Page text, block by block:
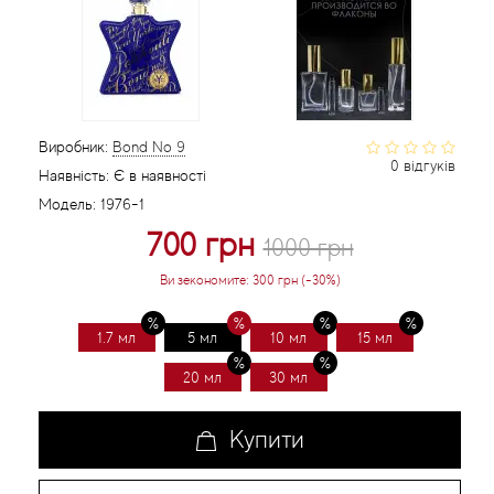
0 відгуків
Виробник: Bond No 9
Наявність: Є в наявності
Модель: 1976-1
700 грн1000 грн
Ви зекономите: 300 грн (-30%)
1.7 мл 5 мл 10 мл 15 мл
20 мл 30 мл
Купити